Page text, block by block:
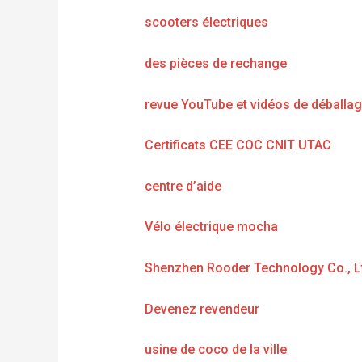
scooters électriques
des pièces de rechange
revue YouTube et vidéos de
Certificats CEE COC CNIT UTAC
centre d’aide
Vélo électrique mocha
Shenzhen Rooder Technology Co.,
Devenez revendeur
usine de coco de la ville